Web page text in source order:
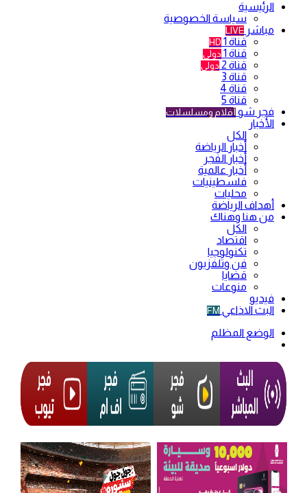
الرئيسية
سياسة الخصوصية
مباشر LIVE
قناة 1 HD
قناة 1 دولي
قناة 2 دولي
قناة 3
قناة 4
قناة 5
فجر شو أفلام ومسلسلات
الأخبار
الكل
أخبار الرياضة
أخبار الفجر
أخبار عالمية
فلسطينيات
محليات
أهداف الرياضة
من هنا وهناك
الكل
اقتصاد
تكنولوجيا
فن وتلفزيون
قضايا
منوعات
فيديو
البث الاذاعي FM
الوضع المظلم